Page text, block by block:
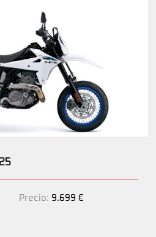
Precio: 9.699 €